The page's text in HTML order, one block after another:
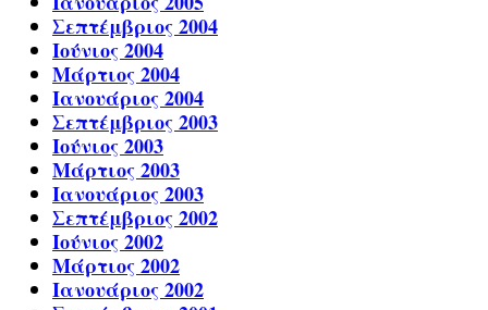
Σεπτέμβριος 2004
Ιούνιος 2004
Μάρτιος 2004
Ιανουάριος 2004
Σεπτέμβριος 2003
Ιούνιος 2003
Μάρτιος 2003
Ιανουάριος 2003
Σεπτέμβριος 2002
Ιούνιος 2002
Μάρτιος 2002
Ιανουάριος 2002